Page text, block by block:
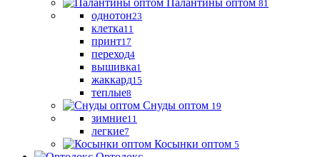
Палантины оптом 81
однотон23
клетка11
принт17
переход4
вышивка1
жаккард15
теплые8
Снуды оптом 19
зимние11
легкие7
Косынки оптом 5